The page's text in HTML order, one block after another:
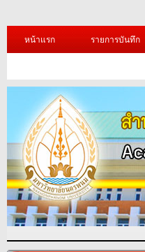
หน้าแรก รายการบันทึก